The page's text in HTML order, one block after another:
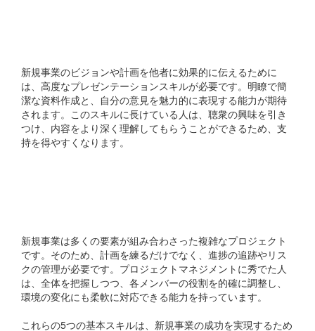
新規事業のビジョンや計画を他者に効果的に伝えるために
は、高度なプレゼンテーションスキルが必要です。明瞭で簡
潔な資料作成と、自分の意見を魅力的に表現する能力が期待
されます。このスキルに長けている人は、聴衆の興味を引き
つけ、内容をより深く理解してもらうことができるため、支
持を得やすくなります。
新規事業は多くの要素が組み合わさった複雑なプロジェクト
です。そのため、計画を練るだけでなく、進捗の追跡やリス
クの管理が必要です。プロジェクトマネジメントに秀でた人
は、全体を把握しつつ、各メンバーの役割を的確に調整し、
環境の変化にも柔軟に対応できる能力を持っています。
これらの5つの基本スキルは、新規事業の成功を実現するため